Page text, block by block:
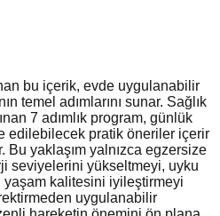
bu içerik, evde uygulanabilir
temel adımlarını sunar. Sağlık
7 adımlık program, günlük
edilebilecek pratik öneriler içerir
Bu yaklaşım yalnızca egzersize
seviyelerini yükseltmeyi, uyku
yaşam kalitesini iyileştirmeyi
uygulanabilir